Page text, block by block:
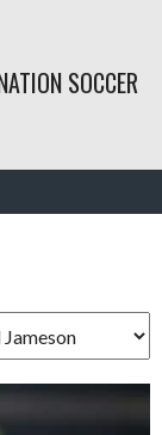
SOCCER